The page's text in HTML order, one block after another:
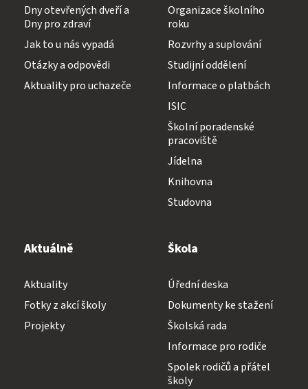
Dny otevřených dveří a
Dny pro zdraví
Jak to u nás vypadá
Otázky a odpovědi
Aktuality pro uchazeče
Organizace školního
roku
Rozvrhy a suplování
Studijní oddělení
Informace o platbách
ISIC
Školní poradenské
pracoviště
Jídelna
Knihovna
Studovna
Aktuálně
Aktuality
Fotky z akcí školy
Projekty
Škola
Úřední deska
Dokumenty ke stažení
Školská rada
Informace pro rodiče
Spolek rodičů a přátel
školy